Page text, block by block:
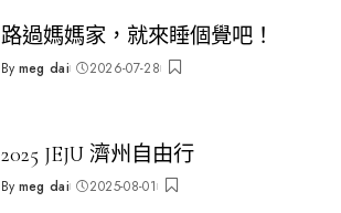
路過媽媽家，就來睡個覺吧！
Posted
By meg dai 2026-07-28
2025 JEJU 濟州自由行
Posted
By meg dai 2025-08-01